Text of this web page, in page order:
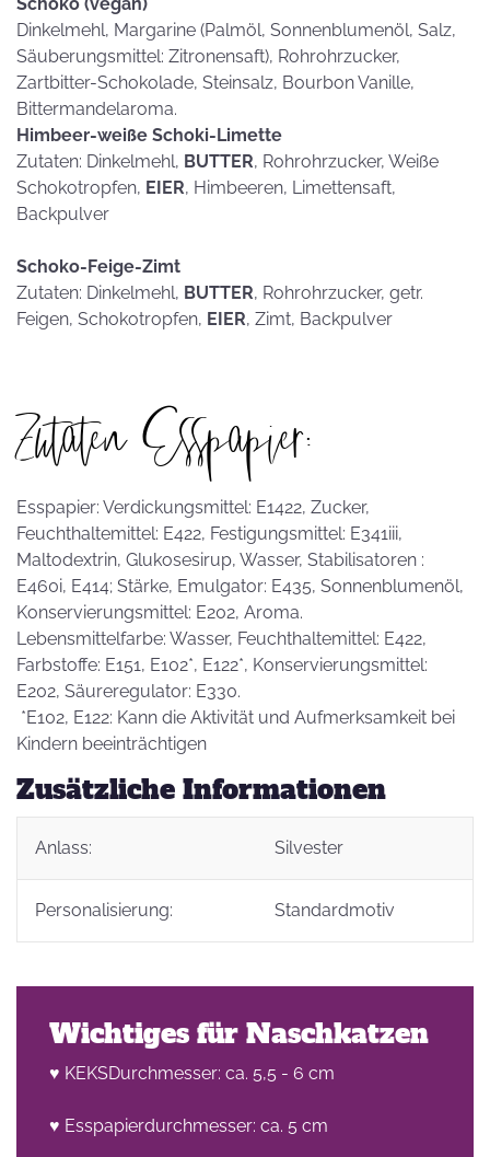
Dinkelmehl, Margarine (Palmöl, Sonnenblumenöl, Salz,
Säuberungsmittel: Zitronensaft), Rohrohrzucker,
Zartbitter-Schokolade, Steinsalz, Bourbon Vanille,
Bittermandelaroma.
Himbeer-weiße Schoki-Limette
Zutaten: Dinkelmehl, BUTTER, Rohrohrzucker, Weiße
Schokotropfen, EIER, Himbeeren, Limettensaft,
Backpulver
Schoko-Feige-Zimt
Zutaten: Dinkelmehl, BUTTER, Rohrohrzucker, getr.
Feigen, Schokotropfen, EIER, Zimt, Backpulver
Zutaten Esspapier:
Esspapier: Verdickungsmittel: E1422, Zucker,
Feuchthaltemittel: E422, Festigungsmittel: E341iii,
Maltodextrin, Glukosesirup, Wasser, Stabilisatoren :
E460i, E414; Stärke, Emulgator: E435, Sonnenblumenöl,
Konservierungsmittel: E202, Aroma.
Lebensmittelfarbe: Wasser, Feuchthaltemittel: E422,
Farbstoffe: E151, E102*, E122*, Konservierungsmittel:
E202, Säureregulator: E330.
*E102, E122: Kann die Aktivität und Aufmerksamkeit bei
Kindern beeinträchtigen
Zusätzliche Informationen
Anlass: Silvester
Personalisierung: Standardmotiv
Wichtiges für Naschkatzen
♥ KEKSDurchmesser: ca. 5,5 - 6 cm
♥ Esspapierdurchmesser: ca. 5 cm